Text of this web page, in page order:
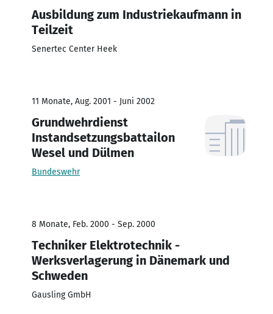
Ausbildung zum Industriekaufmann in
Teilzeit
Senertec Center Heek
11 Monate, Aug. 2001 - Juni 2002
Grundwehrdienst
Instandsetzungsbattailon
Wesel und Dülmen
Bundeswehr
8 Monate, Feb. 2000 - Sep. 2000
Techniker Elektrotechnik -
Werksverlagerung in Dänemark und
Schweden
Gausling GmbH